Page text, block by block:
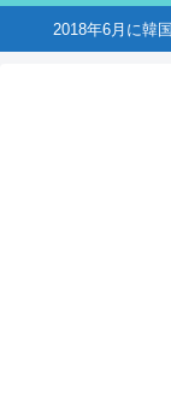
2018年6月に韓